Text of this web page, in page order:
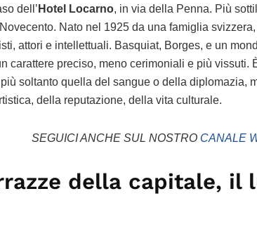
dell’ Hotel Locarno, in via della Penna. Più
Nato nel 1925 da una famiglia
attori e intellettuali. Basquiat, Borges, e un
carattere preciso, meno cerimoniali e più vissuti.
più soltanto quella del sangue o della diplomazia,
della reputazione, della vita culturale.
SEGUICI ANCHE SUL NOSTRO CANALE
della capitale, il